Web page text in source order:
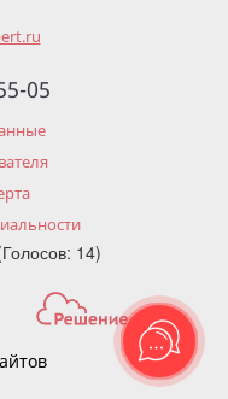
05
14)